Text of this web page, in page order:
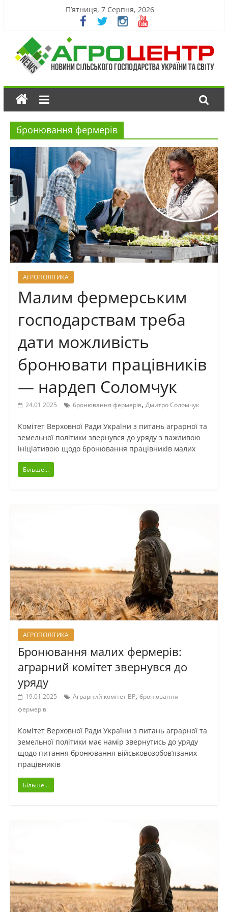
П’ятниця, 7 Серпня, 2026
бронювання фермерів
АГРОПОЛІТИКА
Малим фермерським
господарствам треба
дати можливість
бронювати працівників
— нардеп Соломчук
24.01.2025 бронювання фермерів, Дмитро Соломчук
Комітет Верховної Ради України з питань аграрної та
земельної політики звернувся до уряду з важливою
ініціативою щодо бронювання працівників малих
Більше...
АГРОПОЛІТИКА
Бронювання малих фермерів:
аграрний комітет звернувся до
уряду
19.01.2025 Аграрний комітет ВР, бронювання
фермерів
Комітет Верховної Ради України з питань аграрної та
земельної політики має намір звернутись до уряду
щодо питання бронювання військовозобов’язаних
працівників
Більше...